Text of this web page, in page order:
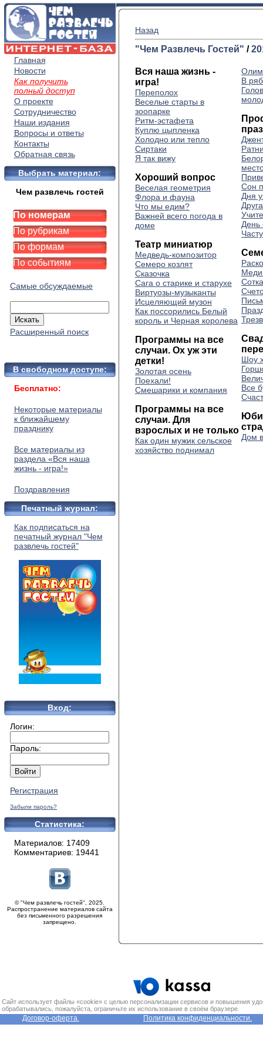
Главная
Новости
Как получить
полный доступ
О проекте
Сотрудничество
Наши издания
Вопросы и ответы
Контакты
Обратная связь
Выбрать материал:
Чем развлечь гостей
По номерам
По рубрикам
По формам
По событиям
Самые обсуждаемые
Расширенный поиск
В свободном доступе:
Бесплатно:
Некоторые материалы
к ближайшему
празднику
Все материалы из
раздела «Вся наша
жизнь - игра!»
Поздравления
Печатный журнал:
Как подписаться на
печатный журнал "Чем
развлечь гостей"
Вход:
Логин:
Пароль:
Регистрация
Забыли пароль?
Статистика:
Материалов: 17409
Комментариев: 19441
© "Чем развлечь гостей", 2025.
Распространение материалов сайта
без письменного разрешения
запрещено.
Назад
"Чем Развлечь Гостей" /
Вся наша жизнь -
игра!
Переполох
Веселые старты в
зоопарке
Ритм-эстафета
Куплю цыпленка
Холодно или тепло
Сиртаки
Я так вижу
Хороший вопрос
Веселая геометрия
Флора и фауна
Что мы едим?
Важней всего погода в
доме
Театр миниатюр
Медведь-композитор
Семеро козлят
Сказочка
Сага о старике и старухе
Виртуозы-музыканты
Исцеляющий музон
Как поссорились Белый
король и Черная королева
Программы на все
случаи. Ох уж эти
детки!
Золотая осень
Поехали!
Смешарики и компания
Программы на все
случаи. Для
взрослых и не только
Как один мужик сельское
хозяйство поднимал
В
Сон
Дня
День
Шоу
Все
Дом
Сайт использует файлы «cookie» с целью персонализации сервисов и повышения
обрабатывались, пожалуйста, ограничьте их использование в своём браузере.
Договор-оферта. Политика конфиденциальности.